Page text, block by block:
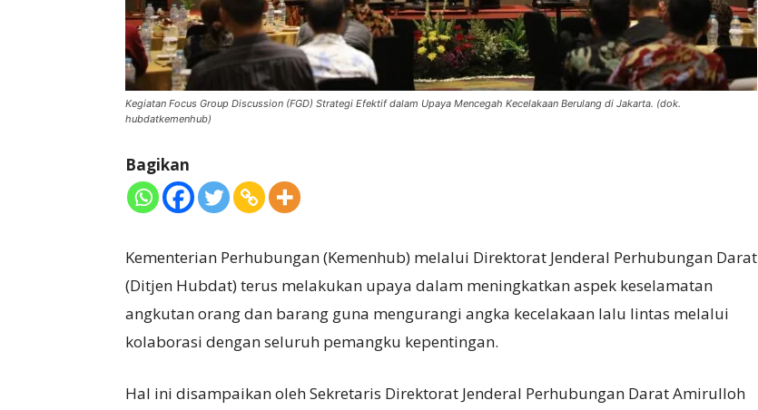
Kegiatan Focus Group Discussion (FGD) Strategi Efektif dalam Upaya Mencegah Kecelakaan Berulang di Jakarta. (dok.
hubdatkemenhub)
Bagikan
Kementerian Perhubungan (Kemenhub) melalui Direktorat Jenderal Perhubungan Darat
(Ditjen Hubdat) terus melakukan upaya dalam meningkatkan aspek keselamatan
angkutan orang dan barang guna mengurangi angka kecelakaan lalu lintas melalui
kolaborasi dengan seluruh pemangku kepentingan.
Hal ini disampaikan oleh Sekretaris Direktorat Jenderal Perhubungan Darat Amirulloh